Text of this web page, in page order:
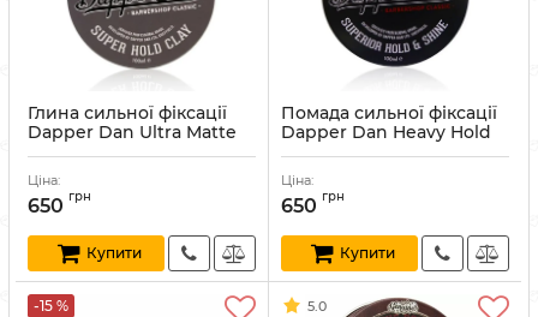
Глина сильної фіксації
Dapper Dan Ultra Matte
Артикул:
Ціна:
650 грн
Купити
Помада сильної фіксації
Dapper Dan Heavy Hold
Артикул:
Ціна:
650 грн
Купити
-15 % 5.0